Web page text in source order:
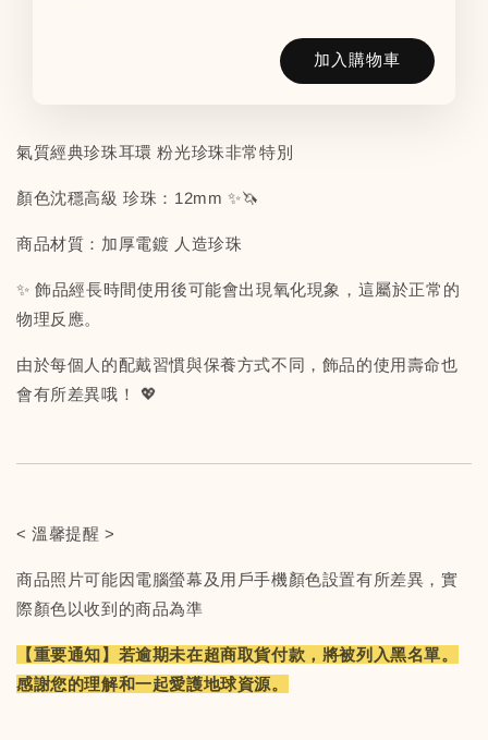
加入購物車
氣質經典珍珠耳環 粉光珍珠非常特別
顏色沈穩高級 珍珠：12mm ✨🦄
商品材質：加厚電鍍 人造珍珠
✨ 飾品經長時間使用後可能會出現氧化現象，這屬於正常的
物理反應。
由於每個人的配戴習慣與保養方式不同，飾品的使用壽命也
會有所差異哦！ 💖
< 溫馨提醒 >
商品照片可能因電腦螢幕及用戶手機顏色設置有所差異，實
際顏色以收到的商品為準
【重要通知】若逾期未在超商取貨付款，將被列入黑名單。
感謝您的理解和一起愛護地球資源。